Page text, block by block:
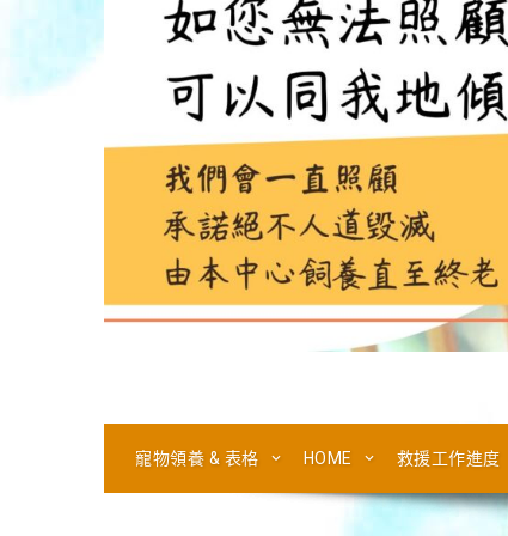
寵物領養 & 表格 HOME 救援工作進度